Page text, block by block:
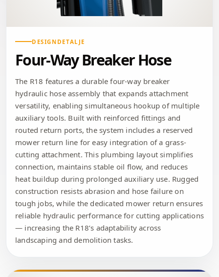
DESIGNDETALJE
Four-Way Breaker Hose
The R18 features a durable four-way breaker
hydraulic hose assembly that expands attachment
versatility, enabling simultaneous hookup of multiple
auxiliary tools. Built with reinforced fittings and
routed return ports, the system includes a reserved
mower return line for easy integration of a grass-
cutting attachment. This plumbing layout simplifies
connection, maintains stable oil flow, and reduces
heat buildup during prolonged auxiliary use. Rugged
construction resists abrasion and hose failure on
tough jobs, while the dedicated mower return ensures
reliable hydraulic performance for cutting applications
— increasing the R18’s adaptability across
landscaping and demolition tasks.